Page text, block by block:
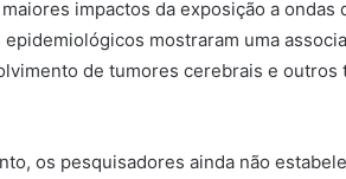
impactos da exposição a
epidemiológicos mostraram uma
de tumores cerebrais e outros
os pesquisadores ainda não